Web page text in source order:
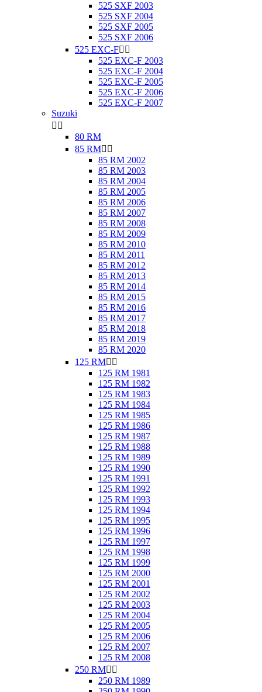
525 SXF 2003
525 SXF 2004
525 SXF 2005
525 SXF 2006
525 EXC-F 
525 EXC-F 2003
525 EXC-F 2004
525 EXC-F 2005
525 EXC-F 2006
525 EXC-F 2007
Suzuki
 
80 RM
85 RM 
85 RM 2002
85 RM 2003
85 RM 2004
85 RM 2005
85 RM 2006
85 RM 2007
85 RM 2008
85 RM 2009
85 RM 2010
85 RM 2011
85 RM 2012
85 RM 2013
85 RM 2014
85 RM 2015
85 RM 2016
85 RM 2017
85 RM 2018
85 RM 2019
85 RM 2020
125 RM 
125 RM 1981
125 RM 1982
125 RM 1983
125 RM 1984
125 RM 1985
125 RM 1986
125 RM 1987
125 RM 1988
125 RM 1989
125 RM 1990
125 RM 1991
125 RM 1992
125 RM 1993
125 RM 1994
125 RM 1995
125 RM 1996
125 RM 1997
125 RM 1998
125 RM 1999
125 RM 2000
125 RM 2001
125 RM 2002
125 RM 2003
125 RM 2004
125 RM 2005
125 RM 2006
125 RM 2007
125 RM 2008
250 RM 
250 RM 1989